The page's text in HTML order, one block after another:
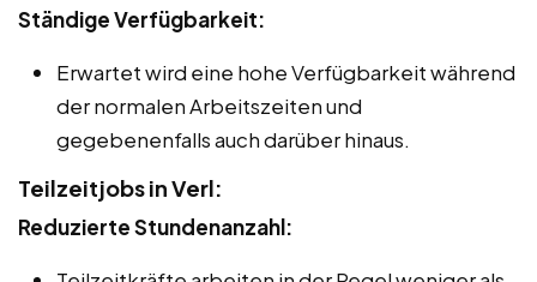
Ständige Verfügbarkeit:
Erwartet wird eine hohe Verfügbarkeit während
der normalen Arbeitszeiten und
gegebenenfalls auch darüber hinaus.
Teilzeitjobs in Verl:
Reduzierte Stundenanzahl: